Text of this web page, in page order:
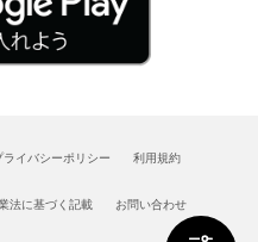
ライバシーポリシー 利用規約
法に基づく記載 お問い合わせ